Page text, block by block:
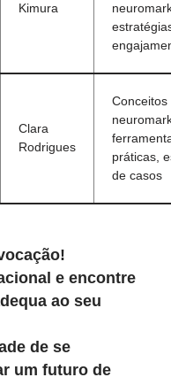
Kimura
Clara
Rodrigues
Conceitos
práticas,
de casos
e encontre
ao seu
de se
um futuro de